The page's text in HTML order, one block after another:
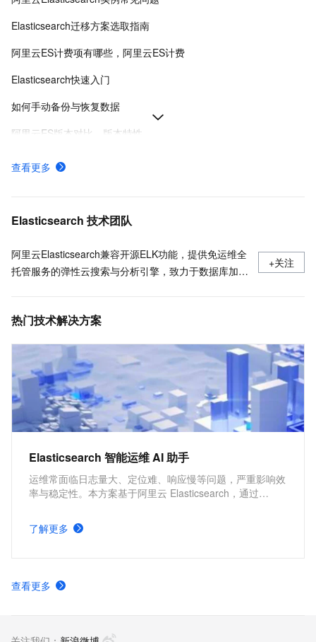
Elasticsearch迁移方案选取指南
阿里云ES计费项有哪些，阿里云ES计费
Elasticsearch快速入门
如何手动备份与恢复数据
阿里云ES版本对比，版本特性
架构升级
购买阿里云ES
查看更多
Elasticsearch 技术团队
阿里云Elasticsearch兼容开源ELK功能，提供免运维全
托管服务的弹性云搜索与分析引擎，致力于数据库加
索、智能运维、免费X-Pack高级商业特性等能力，全面
+关注
热门技术解决方案
Elasticsearch 智能运维 AI 助手
运维常面临日志量大、定位难、响应慢等问题，严重影响效
率与稳定性。本方案基于阿里云 Elasticsearch，通过
常检测与安全威胁识别的自动化，显著提升运维与安全分析
的效率。
了解更多
查看更多